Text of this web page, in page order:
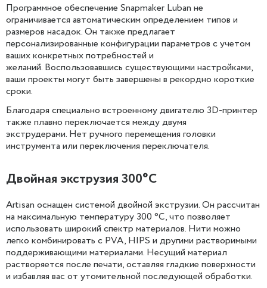
Программное обеспечение Snapmaker Luban не
ограничивается автоматическим определением типов и
размеров насадок. Он также предлагает
персонализированные конфигурации параметров с учетом
ваших конкретных потребностей и
желаний. Воспользовавшись существующими настройками,
ваши проекты могут быть завершены в рекордно короткие
сроки.
Благодаря специально встроенному двигателю 3D-принтер
также плавно переключается между двумя
экструдерами. Нет ручного перемещения головки
инструмента или переключения переключателя.
Двойная экструзия 300°C
Artisan оснащен системой двойной экструзии. Он рассчитан
на максимальную температуру 300 °C, что позволяет
использовать широкий спектр материалов. Нити можно
легко комбинировать с PVA, HIPS и другими растворимыми
поддерживающими материалами. Несущий материал
растворяется после печати, оставляя гладкие поверхности
и избавляя вас от утомительной последующей обработки.